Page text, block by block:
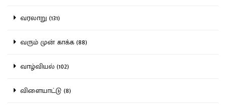
வரலாறு (131)
வரும் முன் காக்க (88)
வாழ்வியல் (102)
விளையாட்டு (8)